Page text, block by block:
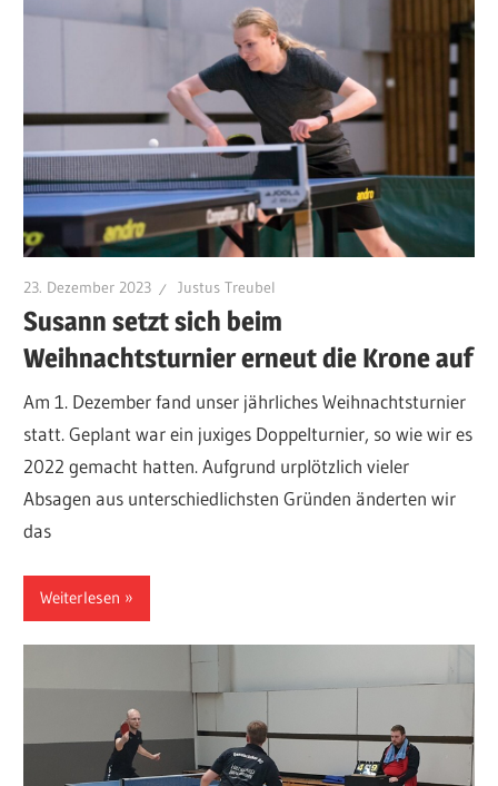
23. Dezember 2023 Justus Treubel
Susann setzt sich beim
Weihnachtsturnier erneut die Krone auf
Am 1. Dezember fand unser jährliches Weihnachtsturnier
statt. Geplant war ein juxiges Doppelturnier, so wie wir es
2022 gemacht hatten. Aufgrund urplötzlich vieler
Absagen aus unterschiedlichsten Gründen änderten wir
das
Weiterlesen